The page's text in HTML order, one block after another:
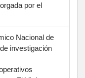
por el
Nacional de
investigación